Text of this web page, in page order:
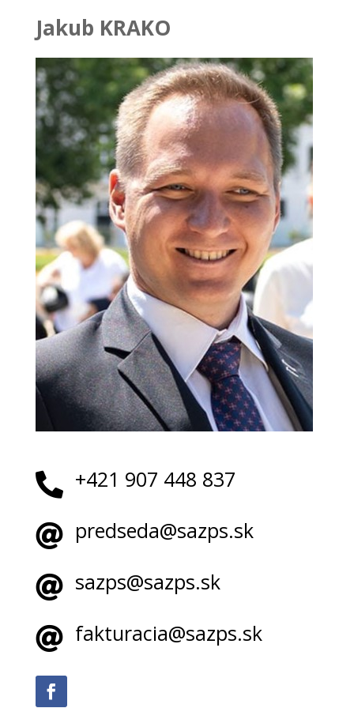
Jakub KRAKO
 +421 907 448 837
 predseda@sazps.sk
 sazps@sazps.sk
 fakturacia@sazps.sk